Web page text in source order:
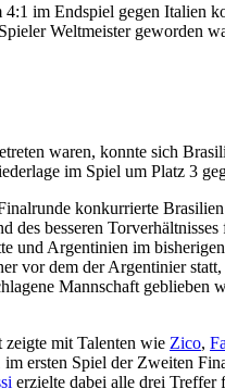
im Endspiel gegen Italien
Weltmeister geworden
waren, konnte sich
im Spiel um Platz 3
konkurrierte
besseren
und Argentinien im
vor dem der Argentinier
Mannschaft
mit Talenten wie Zico,
ersten Spiel der Zweiten
erzielte dabei alle drei Treffer